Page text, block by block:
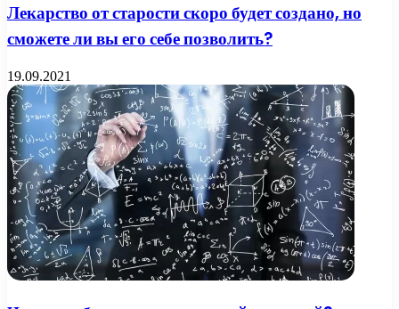
Лекарство от старости скоро будет создано, но
сможете ли вы его себе позволить?
19.09.2021